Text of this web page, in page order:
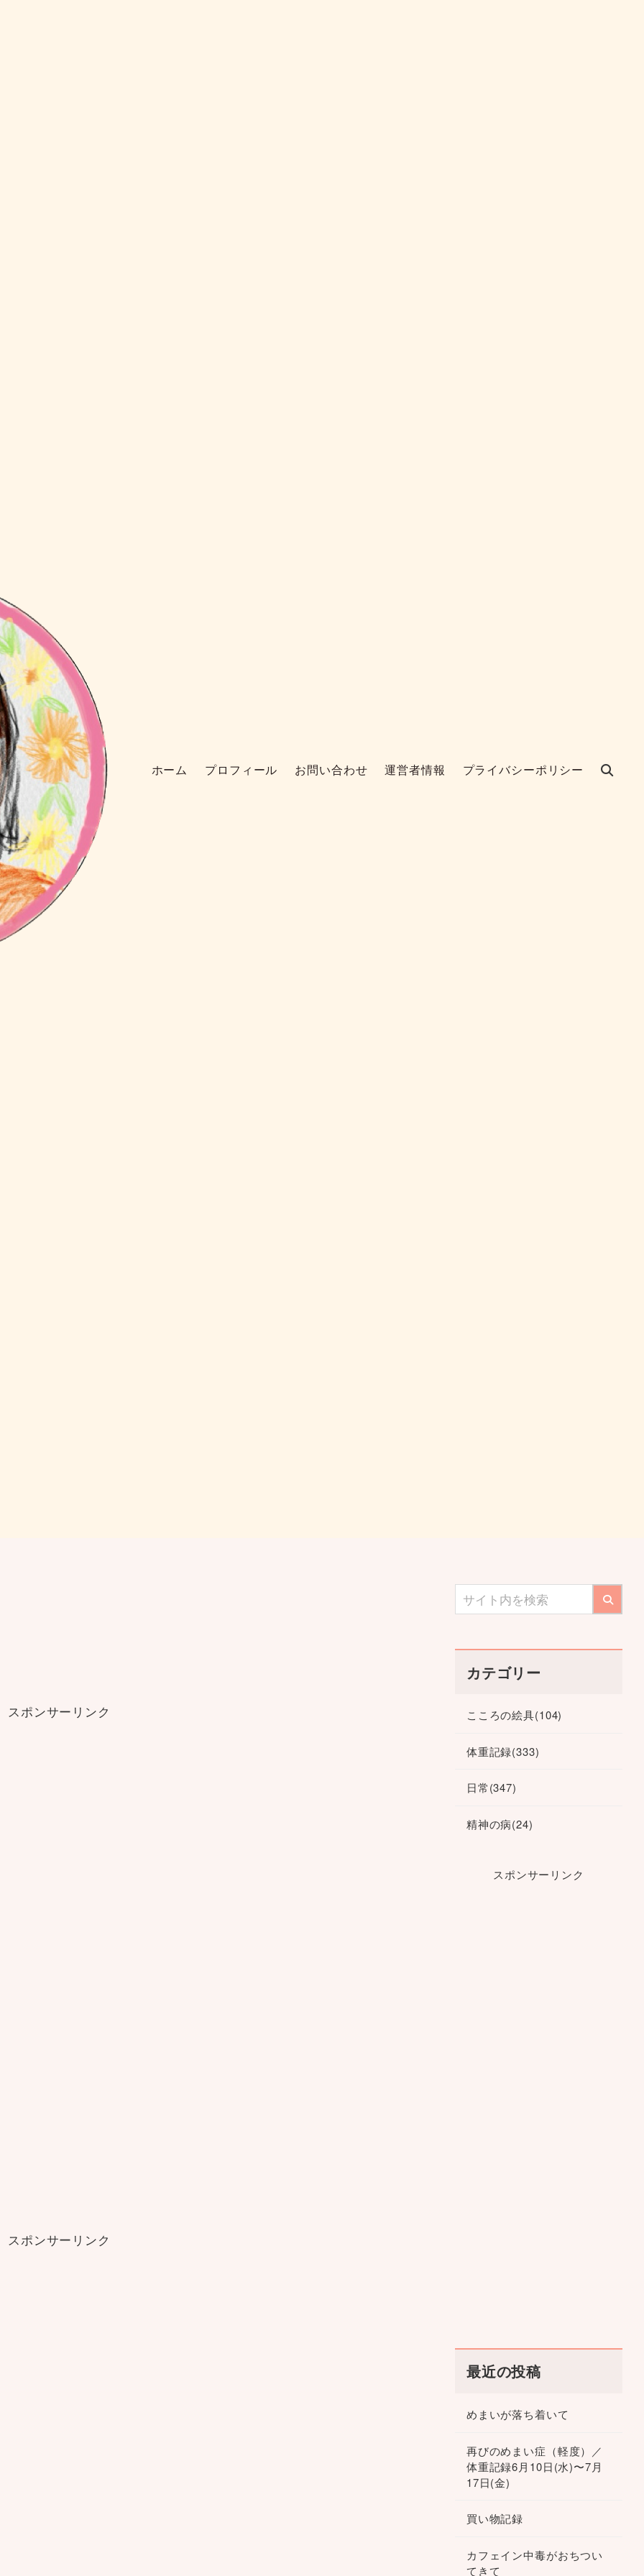
ホーム プロフィール お問い合わせ 運営者情報 プライバシーポリシー
スポンサーリンク
スポンサーリンク
カテゴリー
こころの絵具(104)
体重記録(333)
日常(347)
精神の病(24)
スポンサーリンク
最近の投稿
めまいが落ち着いて
再びのめまい症（軽度）／
体重記録6月10日(水)〜7月
17日(金)
買い物記録
カフェイン中毒がおちつい
てきて